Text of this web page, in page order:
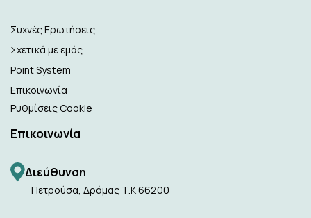
Συχνές Ερωτήσεις
Σχετικά με εμάς
Point System
Επικοινωνία
Ρυθμίσεις Cookie
Επικοινωνία
Διεύθυνση
Πετρούσα, Δράμας Τ.Κ 66200